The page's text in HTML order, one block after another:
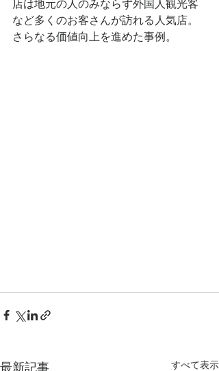
店は地元の人のみならず外国人観光客
など多くのお客さんが訪れる人気店。
さらなる価値向上を進めた事例。
最新記事 すべて表示